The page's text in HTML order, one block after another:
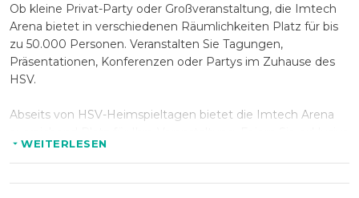
Ob kleine Privat-Party oder Großveranstaltung, die Imtech
Arena bietet in verschiedenen Räumlichkeiten Platz für bis
zu 50.000 Personen. Veranstalten Sie Tagungen,
Präsentationen, Konferenzen oder Partys im Zuhause des
HSV.
Abseits von HSV-Heimspieltagen bietet die Imtech Arena
Events in den VIP-Bereichen und weiteren Räumen
zwischen 30 bis 1.000 m2.
WEITERLESEN